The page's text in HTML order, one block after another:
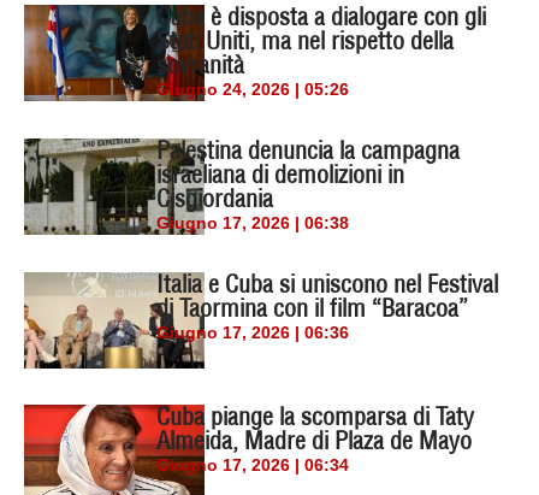
Cuba è disposta a dialogare con gli
Stati Uniti, ma nel rispetto della
sovranità
Giugno 24, 2026 | 05:26
Palestina denuncia la campagna
israeliana di demolizioni in
Cisgiordania
Giugno 17, 2026 | 06:38
Italia e Cuba si uniscono nel Festival
di Taormina con il film “Baracoa”
Giugno 17, 2026 | 06:36
Cuba piange la scomparsa di Taty
Almeida, Madre di Plaza de Mayo
Giugno 17, 2026 | 06:34